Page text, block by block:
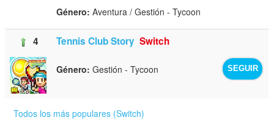
Género: Aventura / Gestión - Tycoon
4 Tennis Club Story Switch
SEGUIR
Género: Gestión - Tycoon
Todos los más populares (Switch)